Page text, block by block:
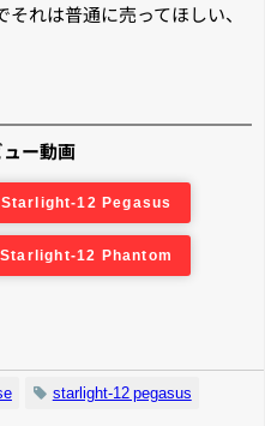
れは普通に売ってほしい、
ー動画
12 Pegasus
12 Phantom
starlight-12 pegasus